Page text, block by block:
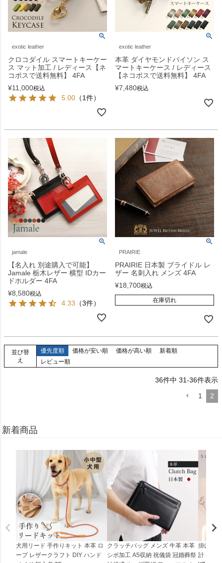
exotic leather
クロコダイル スマートキーケー
ス マット加工 / レディース【ネ
コポスで送料無料】 4FA
¥11,000税込
5.00 （1件）
exotic leather
本革 ダイヤモンドパイソン ス
マートキーケース / レディース
【ネコポスで送料無料】 4FA
¥7,480税込
jamale
【名入れ 別途購入で可能】
Jamale 栃木レザー 横型 IDカー
ドホルダー 4FA
¥8,580税込
4.33 （3件）
PRAIRIE
PRAIRIE 日本製 ブライドル レ
ザー 名刺入れ メンズ 4FA
¥18,700税込
在庫切れ
並び替
え
優先度順 価格が安い順 価格が高い順
新着順
レビュー順
36件中 31-36件表示
1
2
新着商品
犬用リード 手作りキット 本革 ロ
ープ レザークラフト DIY ハンド
クラッチバッグ メンズ 牛革 本革
シボ加工 A5収納 祝儀袋 冠婚葬祭
掛け時
計